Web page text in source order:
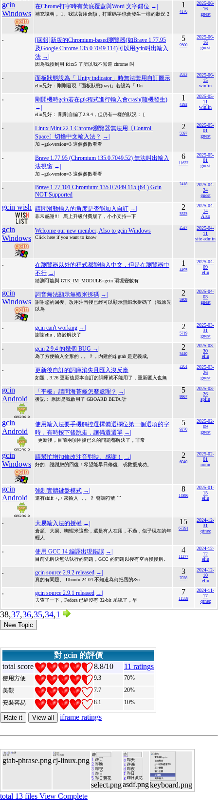
gcin
Windows
在Chrome打字時有黃底覆蓋與Word 文字錯位 →|
補充說明， 1、我試著用倉頡，打重碼字也會發生一樣的狀況 2
1
4176
2025-06-
16
guest
.
[回報]新版的Chromium-based瀏覽器(如Brave 1.77.95
及Google Chrome 135.0.7049.114)可以用gcin叫出輸入
法 →|
因為我換到用 fcitx5 了所以我不知道 chrome 叫
5
9500
2025-06-
16
guest
. 面板狀態設為「 Unity indicator」時無法套用自訂圖示
eliu兄好：剛剛發現「面板狀態(tray)」若設為「 Un
2023
2025-06-
15
winlin
.
剛開機時gcin若在gtk程式進行輸入會crash(隨機發生)
→|
eliu兄好： 剛剛自編了2.9.4，但仍有一樣的狀況： [
1
4292
2025-05-
11
winlin
.
Linux Mint 22.1 Chrome瀏覽器無法用〔Control-
Space〕切換中文輸入法？ →|
加 --gtk-version=3 這個參數看看
2
5597
2025-05-
01
guest
.
Brave 1.77.95 (Chromium 135.0.7049.52) 無法叫出輸入
法視窗 →|
加 --gtk-version=3 這個參數看看
6
11637
2025-05-
01
guest
.
Brave 1.77.101 Chromium: 135.0.7049.115 (64 ) Gcin
NOT Supported
2418
2025-04-
24
guest
gcin wish 請問滑動輸入的角度是否能加入自訂 →|
非常感謝!!! 馬上升級付費版了，小小支持一下
2
5325
2025-04-
14
Also
gcin
Windows
Welcome our new member, Also to gcin Windows
Click here if you want to know
2527
2025-04-
11
site admin
.
在瀏覽器以外的程式都能輸入中文，但是在瀏覽器中
不行 →|
猜測可能與 GTK_IM_MODULE=gcin 環境變數有
1
4495
2025-04-
09
eliu
gcin
Windows
詞音無法顯示無蝦米拆碼 →|
謝謝您的回復、改用注音後已經可以顯示無蝦米拆碼了（我原先
以為
2
5809
2025-04-
03
guest
. gcin can't working →|
謝謝eliu，終於解決了
2
5719
2025-03-
31
guest
. gcin 2.9.4 的幾個 BUG →|
為了方便輸入全形的，。？，內建的cj.gtab 是定義成,
2
5440
2025-03-
30
eliu
. 更新後自訂的詞庫消失且匯入沒反應
如題，3.26.更新後原本自訂的詞庫就不能用了，重新匯入也無
2261
2025-03-
26
guest
gcin
Android
「平板」請問海苔條怎麼處理？ →|
後記： 原因是我啟用了 GBOARD BETA 計
5
9967
2025-03-
26
splin
gcin
Android
使用輸入法要手機觸控選擇備選欄位第一個選項的字
時，有時按下後跳走，讓備選選單 →|
更新後，目前兩項困擾已久的問題都解決了，非常
5
9270
2025-02-
09
guest
gcin
Windows
請幫忙增加修改注音對映、感謝！ →|
好的、謝謝您的回復！希望能早日修復、或救援成功。
2
6040
2025-02-
01
nonn
gcin
Android
強制實體鍵盤模式 →|
還有shift +,./ 來輸入 ，。？ 聲調符號 ˙ˊˇ
8
14896
2025-01-
15
eliu
. 大易輸入法的授權 →|
倉頡、大易、嘸蝦米這些，還是有人在用，不過，似乎現在的年
輕人
15
67391
2024-12-
31
qtnez
. 使用 GCC 14 編譯出現錯誤 →|
目前先解決無法執行的問題，GCC 的問題以後有空再慢慢解。
4
11277
2024-12-
12
eliu
. gcin source 2.9.2 released →|
真的有問題。 Ubuntu 24.04 不知道為何把舊的&n
3
7028
2024-12-
10
eliu
. gcin source 2.9.1 released →|
去查了一下，Fedora 已經沒有 32-bit 系統了，早
7
11559
2024-11-
17
qtnez
38,37,36,35,34,1
New Topic
對 gcin 的評價
total score
8.8/10 11 ratings
使用方便 9.3
70%
美觀
7.7
20%
安裝容易
8.1 10%
Rate it View all iframe ratings
gtab-phrase.pngcj-linux.png
select.pngasdf.pngkeyboard.png
total 13 files View Complete